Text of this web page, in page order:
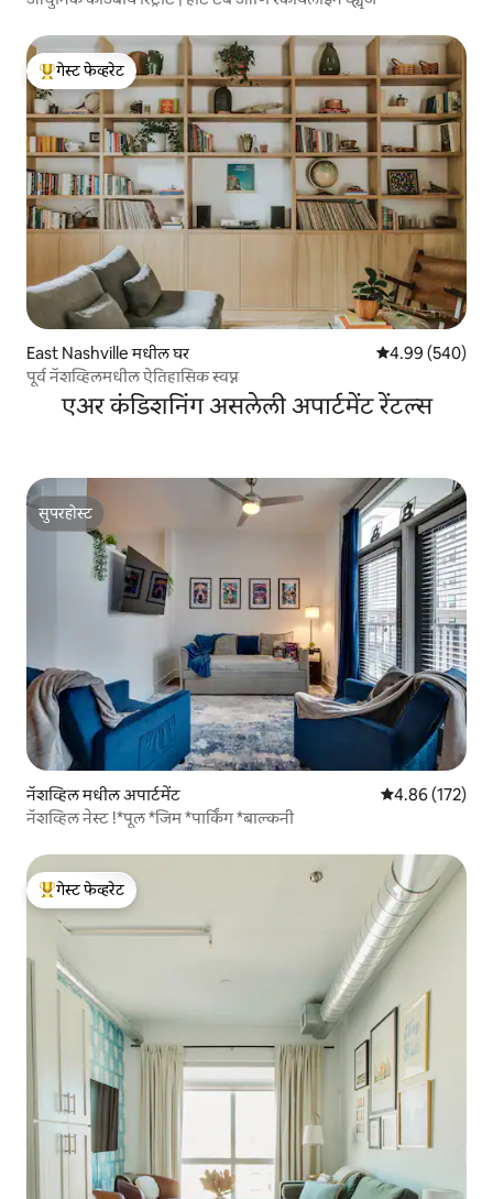
टॉप गेस्ट फेव्हरेट
गेस्ट फेव्हरेट
East Nashville मधील घर 5 पैकी 4.99
4.99 (540)
पूर्व नॅशव्हिलमधील ऐतिहासिक स्वप्न
एअर कंडिशनिंग असलेली अपार्टमेंट रेंटल्स
सुपरहोस्ट
सुपरहोस्ट
नॅशव्हिल मधील अपार्टमेंट 5 पैकी 4.86
4.86 (172)
नॅशव्हिल नेस्ट !*पूल *जिम *पार्किंग *बाल्कनी
टॉप गेस्ट फेव्हरेट
गेस्ट फेव्हरेट